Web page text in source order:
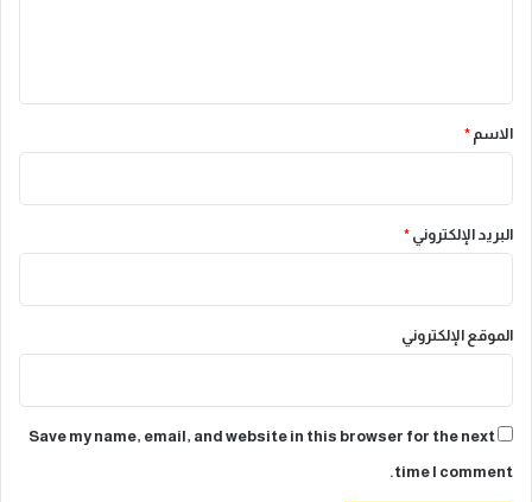
*
الاسم *
البريد الإلكتروني *
الموقع الإلكتروني
Save my name, email, and website in this browser for the next
time I comment.